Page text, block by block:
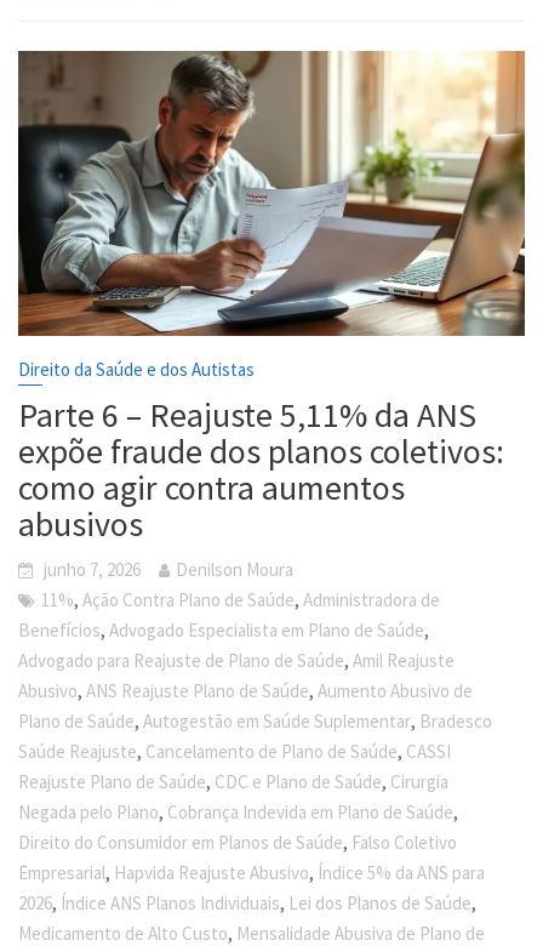
Direito da Saúde e dos Autistas
Parte 6 – Reajuste 5,11% da ANS
expõe fraude dos planos coletivos:
como agir contra aumentos
abusivos
junho 7, 2026
Denilson Moura
11%,Ação Contra Plano de Saúde,Administradora de
Benefícios,Advogado Especialista em Plano de Saúde,
Advogado para Reajuste de Plano de Saúde,Amil Reajuste
Abusivo,ANS Reajuste Plano de Saúde,Aumento Abusivo de
Plano de Saúde,Autogestão em Saúde Suplementar, Bradesco
Saúde Reajuste, Cancelamento de Plano de Saúde, CASSI
Reajuste Plano de Saúde, CDC e Plano de Saúde, Cirurgia
Negada pelo Plano, Cobrança Indevida em Plano de Saúde,
Direito do Consumidor em Planos de Saúde, Falso Coletivo
Empresarial, Hapvida Reajuste Abusivo, Índice 5% da ANS para
2026, Índice ANS Planos Individuais, Lei dos Planos de Saúde,
Medicamento de Alto Custo, Mensalidade Abusiva de Plano de